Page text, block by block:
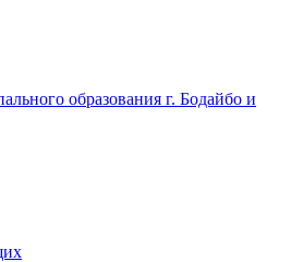
образования г. Бодайбо и